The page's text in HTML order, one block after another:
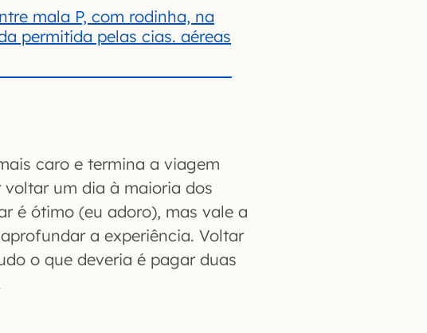
mala P, com rodinha, na
permitida pelas cias. aéreas
caro e termina a viagem
um dia à maioria dos
é ótimo (eu adoro), mas vale a
a experiência. Voltar
o que deveria é pagar duas